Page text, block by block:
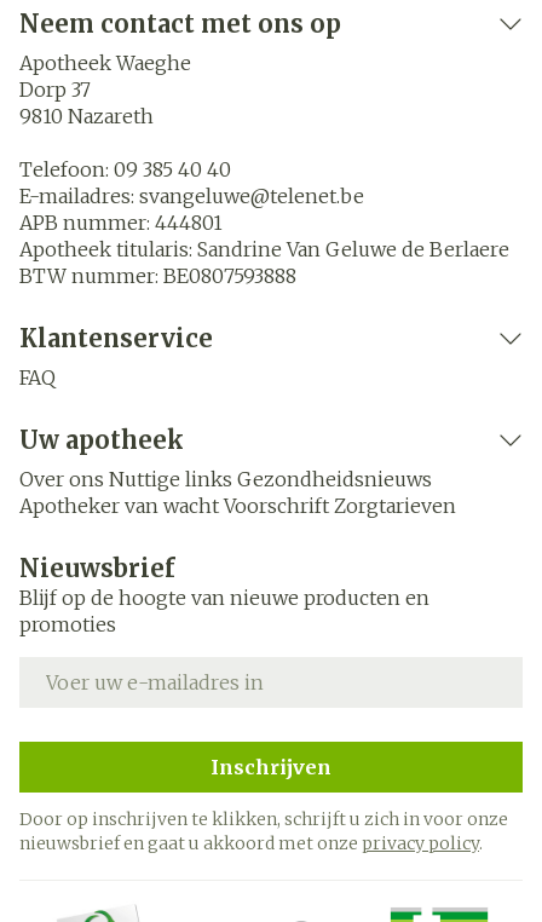
Neem contact met ons op
Apotheek Waeghe
Dorp 37
9810 Nazareth
Telefoon: 09 385 40 40
E-mailadres: svangeluwe@telenet.be
APB nummer: 444801
Apotheek titularis: Sandrine Van Geluwe de Berlaere
BTW nummer: BE0807593888
Klantenservice
FAQ
Uw apotheek
Over ons Nuttige links Gezondheidsnieuws
Apotheker van wacht Voorschrift Zorgtarieven
Nieuwsbrief
Blijf op de hoogte van nieuwe producten en
promoties
Inschrijven
Door op inschrijven te klikken, schrijft u zich in voor onze
nieuwsbrief en gaat u akkoord met onze privacy policy.